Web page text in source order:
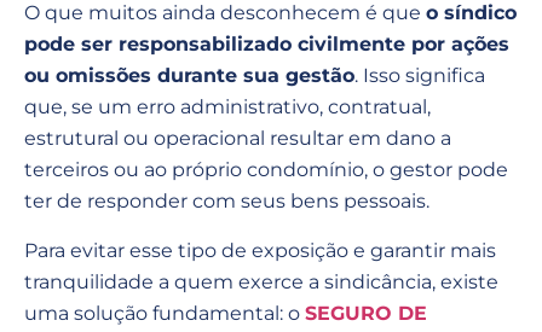
O que muitos ainda desconhecem é que o síndico
pode ser responsabilizado civilmente por ações
ou omissões durante sua gestão. Isso significa
que, se um erro administrativo, contratual,
estrutural ou operacional resultar em dano a
terceiros ou ao próprio condomínio, o gestor pode
ter de responder com seus bens pessoais.
Para evitar esse tipo de exposição e garantir mais
tranquilidade a quem exerce a sindicância, existe
uma solução fundamental: o SEGURO DE